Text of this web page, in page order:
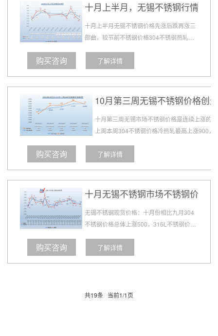
十月上半月，无锡不锈钢行情走
十月上半月无锡不锈钢价格先涨后跌再涨三
部曲，较节前不锈钢价格304不锈钢热轧累
300，201热轧涨300，本次涨价集中表现在
25000/60...
购买咨询 了解详情
10月第三周无锡不锈钢价格创
十月第三周无锡市场不锈钢价格是连续上涨的
上周本周304不锈钢价格冷热轧最高上涨900，
也有400元/吨的上涨，库存不多价格在涨请有
购买咨询 了解详情
十月无锡不锈钢市场不锈钢价格
无锡不锈钢现货价格：十月份相比九月304
不锈钢价格总体上涨500，316L不锈钢价格
元/吨左右....
购买咨询 了解详情
共19条 当前1/1页